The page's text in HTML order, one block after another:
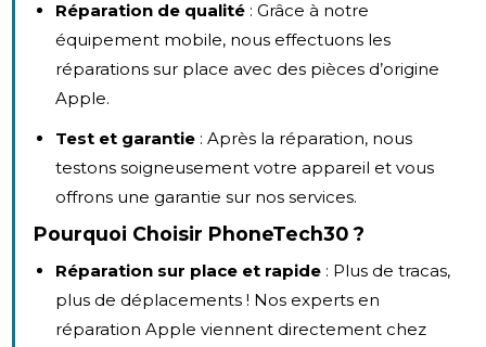
Réparation de qualité : Grâce à notre
équipement mobile, nous effectuons les
réparations sur place avec des pièces d’origine
Apple.
Test et garantie : Après la réparation, nous
testons soigneusement votre appareil et vous
offrons une garantie sur nos services.
Pourquoi Choisir PhoneTech30 ?
Réparation sur place et rapide : Plus de tracas,
plus de déplacements ! Nos experts en
réparation Apple viennent directement chez